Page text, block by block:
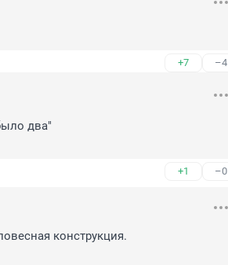
+7 –4
два"
+1 –0
конструкция.